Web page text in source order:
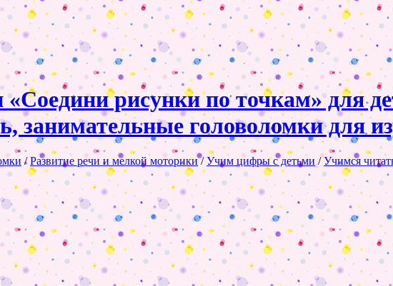
рисунки по точкам» для
занимательные головоломки для
/Развитие речи и мелкой моторики/Учим цифры с детьми /Учимся